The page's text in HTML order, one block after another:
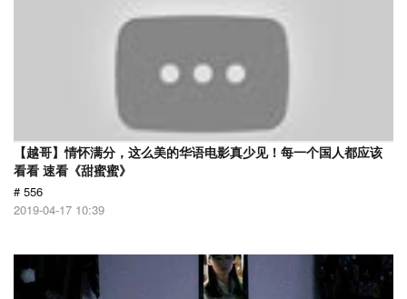
【越哥】情怀满分，这么美的华语电影真少见！每一个国人都应该
看看 速看《甜蜜蜜》
# 556
2019-04-17 10:39